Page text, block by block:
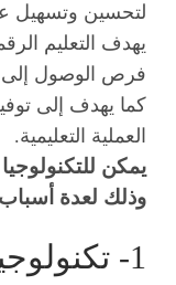
لتحسين وتسهيل
يهدف التعليم
فرص الوصول إلى
كما يهدف إلى
العملية التعليمية.
يمكن
وذلك لعدة
1- تكنولوجيا التعلم الالكتروني